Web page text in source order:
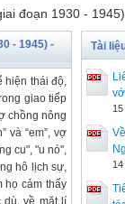
đoạn 1930 -
- 1945) -
hiện thái độ,
giao tiếp
chồng nông
và “em”, vợ
cu", "u nó",
hô lịch sự,
họ cảm thấy
dù, về mặt lí
Tài